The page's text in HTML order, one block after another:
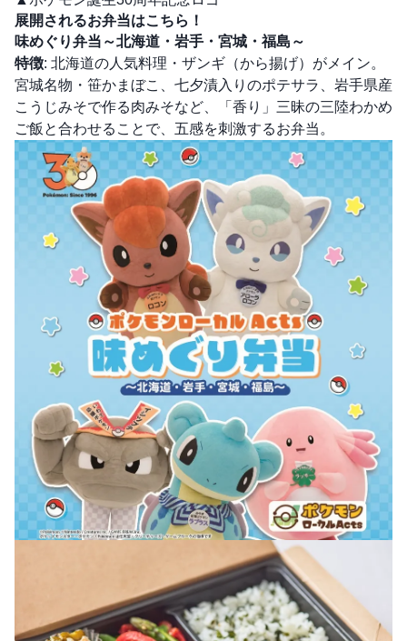
展開されるお弁当はこちら！
味めぐり弁当～北海道・岩手・宮城・福島～
特徴: 北海道の人気料理・ザンギ（から揚げ）がメイン。
宮城名物・笹かまぼこ、七夕漬入りのポテサラ、岩手県産
こうじみそで作る肉みそなど、「香り」三昧の三陸わかめ
ご飯と合わせることで、五感を刺激するお弁当。